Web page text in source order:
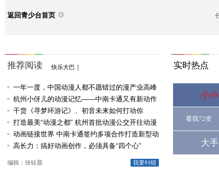
返回青少台首页
推荐阅读 快乐大巴
一年一度，中国动漫人都不愿错过的漫产业高峰
论坛
杭州小伢儿的动漫记忆——中南卡通又有新动作
啦
干货《寻梦环游记》、初音未来如何打动你
打造最美“动漫之都” 杭州首批动漫公交开往动漫
节
动画链接世界 中南卡通签约多项合作打造新型动
漫产业
高长力：搞好动画创作，必须具备“四个心”
我要纠错
编辑：张钰晨
实时热点
小
看我72变
大